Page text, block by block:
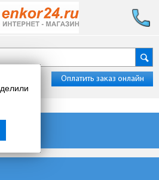
Оплатить заказ онлайн